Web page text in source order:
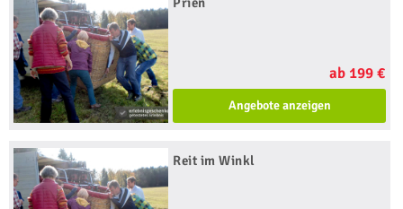
ab 199 €
Angebote anzeigen
Reit im Winkl